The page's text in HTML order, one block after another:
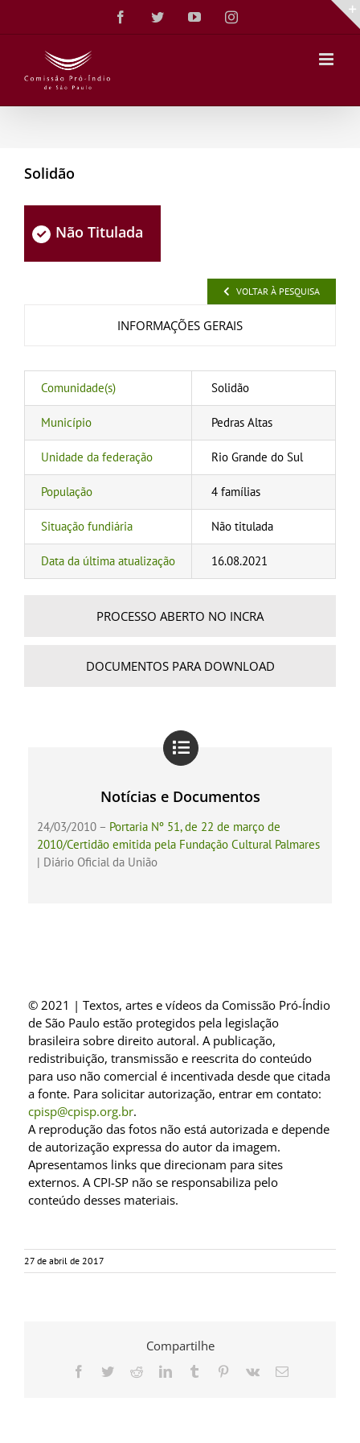
conteúdo
FacebookTwitterYouTubeInstagram
Solidão
Não Titulada
VOLTAR À PESQUISA
INFORMAÇÕES GERAIS
Comunidade(s) Solidão
Município Pedras Altas
Unidade da federação Rio Grande do Sul
População 4 famílias
Situação fundiária Não titulada
Data da última atualização 16.08.2021
PROCESSO ABERTO NO INCRA
DOCUMENTOS PARA DOWNLOAD
Notícias e Documentos
24/03/2010 – Portaria Nº 51, de 22 de março de
2010/Certidão emitida pela Fundação Cultural Palmares
| Diário Oficial da União
© 2021 | Textos, artes e vídeos da Comissão Pró-Índio
de São Paulo estão protegidos pela legislação
brasileira sobre direito autoral. A publicação,
redistribuição, transmissão e reescrita do conteúdo
para uso não comercial é incentivada desde que citada
a fonte. Para solicitar autorização, entrar em contato:
cpisp@cpisp.org.br.
A reprodução das fotos não está autorizada e depende
de autorização expressa do autor da imagem.
Apresentamos links que direcionam para sites
externos. A CPI-SP não se responsabiliza pelo
conteúdo desses materiais.
27 de abril de 2017
Compartilhe
Facebook
TwitterRedditLinkedInTumblr Pinterest
Vk
E-